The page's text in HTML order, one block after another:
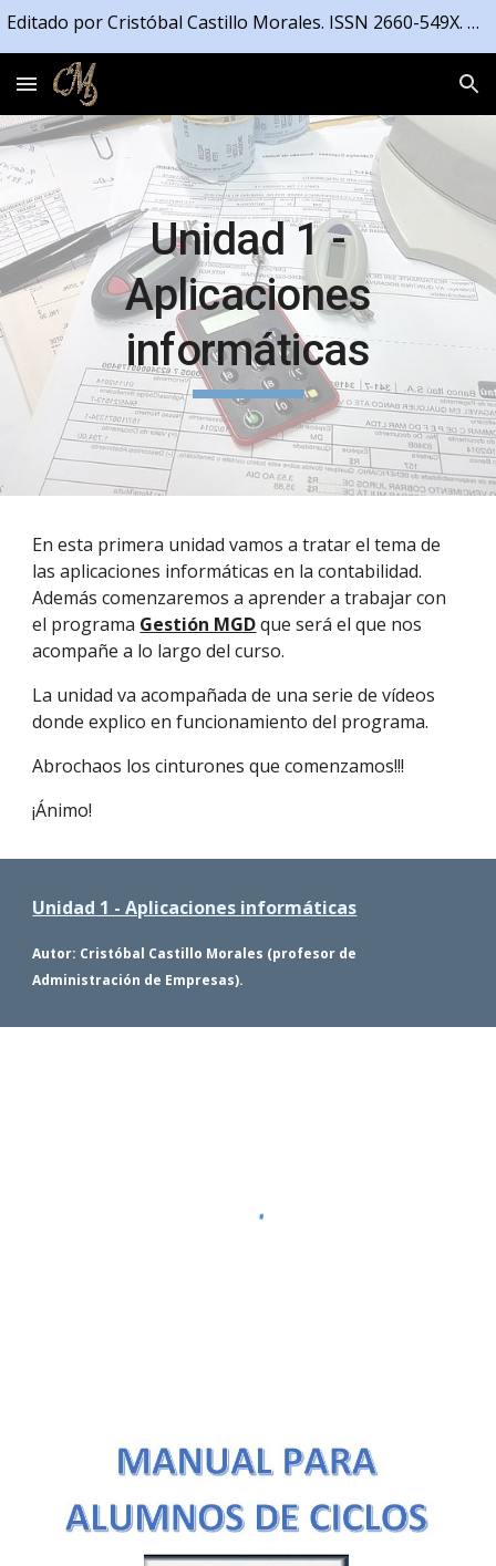
Editado por Cristóbal Castillo Morales. ISSN 2660-549X. Registrado en la Propiedad Intelectual de la Junta de Andalucía número 04/2021/4191
Unidad 1 -
Aplicaciones
informáticas
En esta primera unidad vamos a tratar el tema de
las aplicaciones informáticas en la contabilidad.
Además comenzaremos a aprender a trabajar con
el programa Gestión MGDque será el que nos
acompañe a lo largo del curso.
La unidad va acompañada de una serie de vídeos
donde explico en funcionamiento del programa.
Abrochaos los cinturones que comenzamos!!!
¡Ánimo!
Unidad 1 - Aplicaciones informáticas
Autor: Cristóbal Castillo Morales (profesor de
Administración de Empresas).